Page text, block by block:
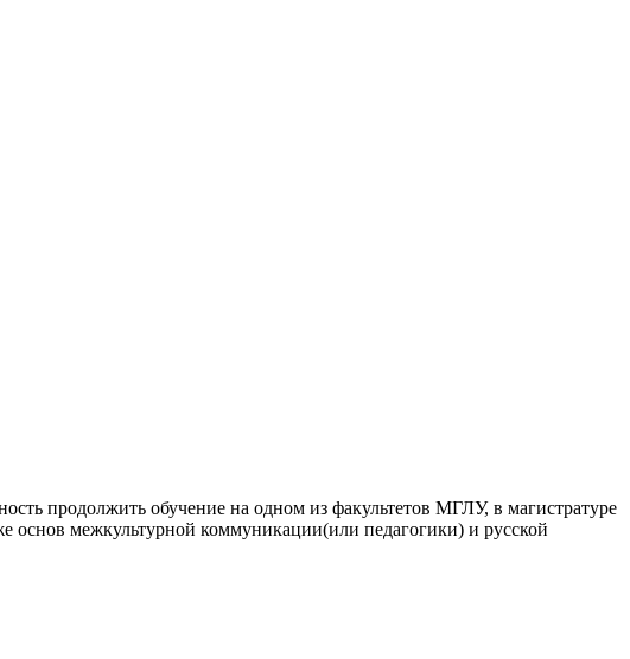
продолжить обучение на одном из факультетов МГЛУ, в магистратуре
основ межкультурной коммуникации(или педагогики) и русской